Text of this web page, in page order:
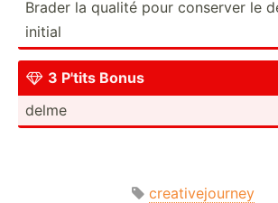
Brader la qualité pour conserver le
initial
 3 P'tits Bonus
delme
creativejourney